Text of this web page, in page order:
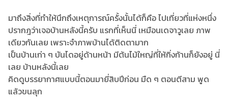
มาถึงสิ่งที่ทำให้นึกถึงเหตุการณ์ครั้งนั้นได้ก็คือ ไปเที่ยวที่แห่งหนึ่ง
ปรากฎว่าเจอบ้านหลังนี้ครับ แรกที่เห็นนี่ เหมือนเดจาวูเลย ภาพ
เดียวกันเลย เพราะจำภาพบ้านได้ติดตามาก
เป็นบ้านเก่า ๆ บันไดอยู่ด้านหน้า มีต้นไม้ใหญ่ที่ให้กิ่งก้านก็ยังอยู่ นี่
เลย บ้านหลังนี้เลย
คิดดูบรรยากาศแบบนี้ตอนมายี่สิบปีก่อน มืด ๆ ตอนตีสาม พูด
แล้วขนลุก